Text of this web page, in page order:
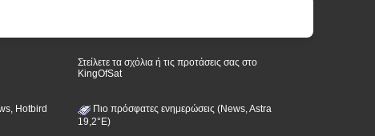
Στείλετε τα σχόλια ή τις προτάσεις σας στο
KingOfSat
Hotbird
Πιο πρόσφατες ενημερώσεις (News, Astra
19,2°E)